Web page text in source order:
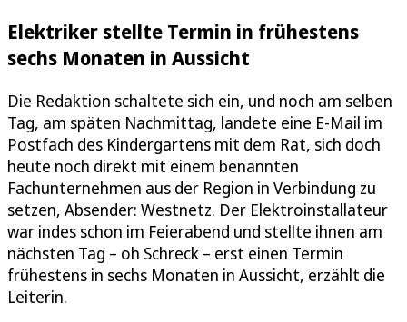
Elektriker stellte Termin in frühestens
sechs Monaten in Aussicht
Die Redaktion schaltete sich ein, und noch am selben
Tag, am späten Nachmittag, landete eine E-Mail im
Postfach des Kindergartens mit dem Rat, sich doch
heute noch direkt mit einem benannten
Fachunternehmen aus der Region in Verbindung zu
setzen, Absender: Westnetz. Der Elektroinstallateur
war indes schon im Feierabend und stellte ihnen am
nächsten Tag – oh Schreck – erst einen Termin
frühestens in sechs Monaten in Aussicht, erzählt die
Leiterin.